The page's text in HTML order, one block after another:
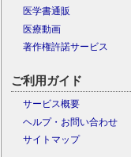
医学書通販
医療動画
著作権許諾サービス
ご利用ガイド
サービス概要
ヘルプ・お問い合わせ
サイトマップ